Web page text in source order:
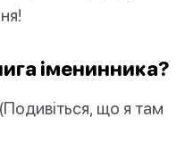
іменинника?
що я там